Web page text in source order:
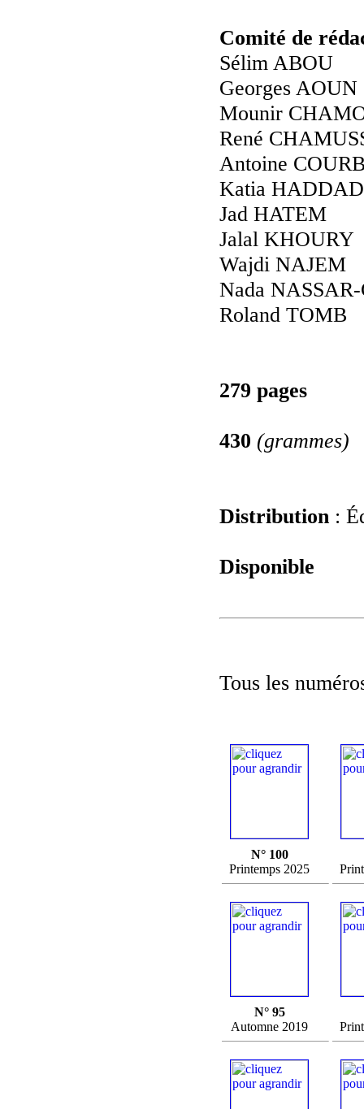
Comité de
Sélim ABOU
Georges AOUN
Mounir
René
Antoine
Katia HADDAD
Jad HATEM
Jalal KHOURY
Wajdi NAJEM
Nada
Roland TOMB
279 pages
430 (grammes)
Distribution :
Disponible
Tous les
N° 100
Printemps 2025
N° 95
Automne 2019